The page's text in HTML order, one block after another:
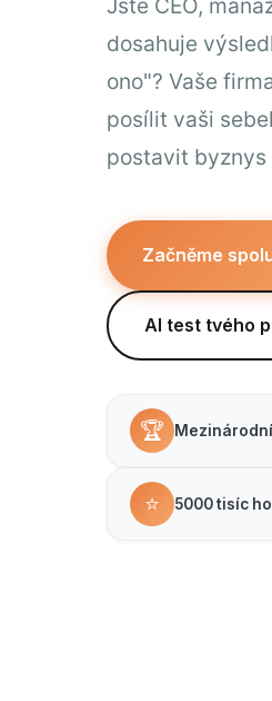
Jste CEO,
dosahuje
ono"? Vaše
posílit vaši
postavit byznys
Začněme
AI test tvého
🏆
⭐ 5000 tisíc